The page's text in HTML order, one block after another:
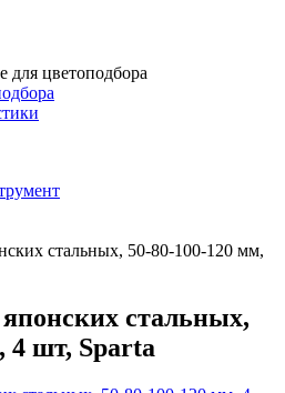
для цветоподбора
стальных, 50-80-100-120 мм,
стальных,
4 шт, Sparta